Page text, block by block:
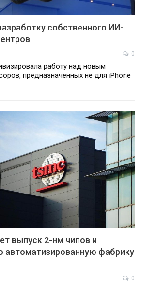
собственного ИИ-
0
работу над новым
предназначенных не для iPhone
выпуск 2-нм чипов и
автоматизированную фабрику
0